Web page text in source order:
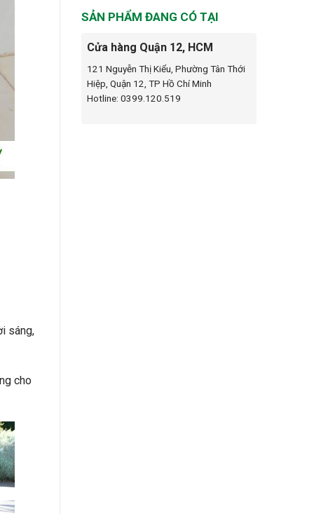
SẢN PHẨM ĐANG CÓ TẠI
Cửa hàng Quận 12, HCM
121 Nguyễn Thị Kiểu, Phường Tân Thới
Hiệp, Quận 12, TP Hồ Chí Minh
Hotline: 0399.120.519
sáng,
cho